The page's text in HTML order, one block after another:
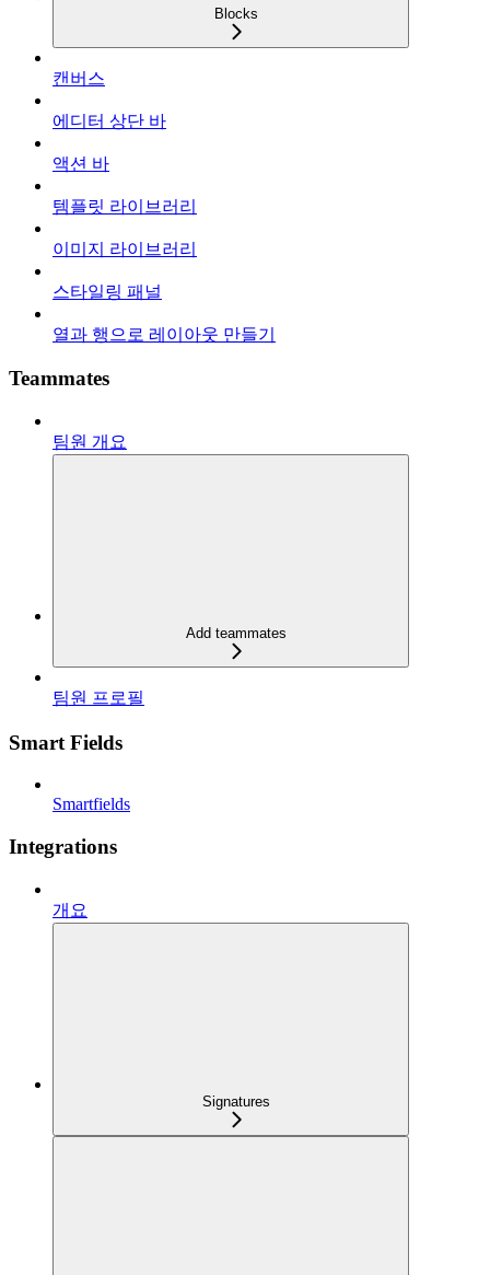
Blocks
캔버스
에디터 상단 바
액션 바
템플릿 라이브러리
이미지 라이브러리
스타일링 패널
열과 행으로 레이아웃 만들기
Teammates
팀원 개요
Add teammates
팀원 프로필
Smart Fields
Smartfields
Integrations
개요
Signatures